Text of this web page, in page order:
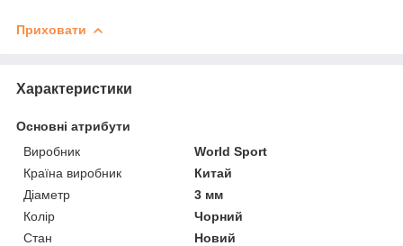
Приховати
Характеристики
Основні атрибути
Виробник
World Sport
Країна виробник
Китай
Діаметр
3 мм
Колір
Чорний
Стан
Новий